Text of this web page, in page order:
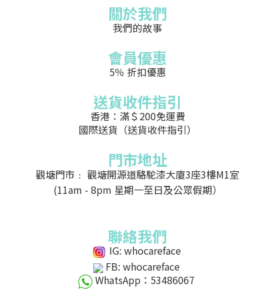
關於我們
我們的故事
會員優惠
5％ 折扣優惠
送貨收件指引
香港：滿＄200免運費
國際送貨（送貨收件指引）
門市地址
觀塘門市﹕ 觀塘開源道駱駝漆大廈3座3樓M1室
(11am - 8pm 星期一至日及公眾假期）
聯絡我們
IG: whocareface
FB: whocareface
WhatsApp：53486067